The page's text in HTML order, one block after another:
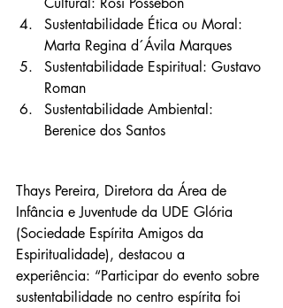
Sustentabilidade Ética ou Moral:
Marta Regina d´Ávila Marques
Sustentabilidade Espiritual: Gustavo
Roman
Sustentabilidade Ambiental:
Berenice dos Santos
Thays Pereira, Diretora da Área de
Infância e Juventude da UDE Glória
(Sociedade Espírita Amigos da
Espiritualidade), destacou a
experiência: “Participar do evento sobre
sustentabilidade no centro espírita foi